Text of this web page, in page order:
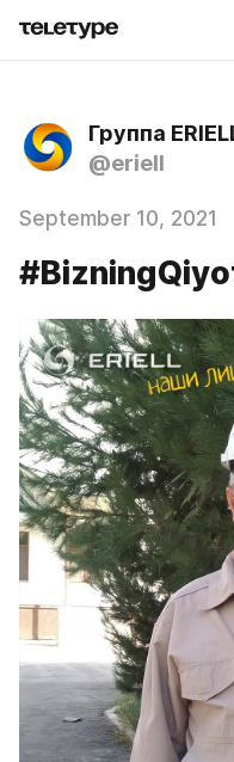
Группа
@eriell
September 10, 2021